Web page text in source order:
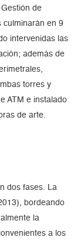
de
culminarán en 9
intervenidas las
además de
torres y
ATM e instalado
de arte.
dos fases. La
bordeando
la
a los